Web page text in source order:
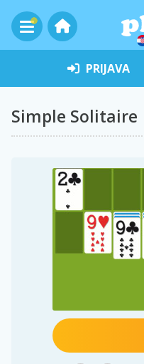
PRIJAVA
Simple Solitaire